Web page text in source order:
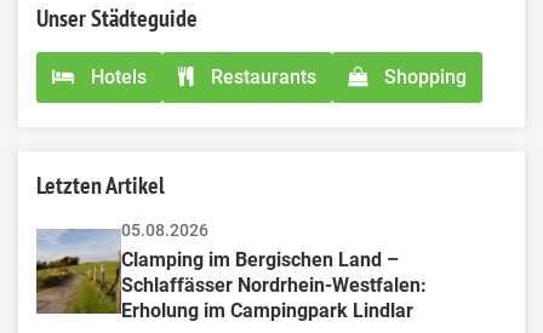
Unser Städteguide
Hotels Restaurants Shopping
Letzten Artikel
05.08.2026
Clamping im Bergischen Land –
Schlaffässer Nordrhein-Westfalen:
Erholung im Campingpark Lindlar